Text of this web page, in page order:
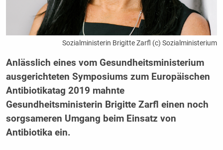
Sozialministerin Brigitte Zarfl (c) Sozialministerium
Anlässlich eines vom Gesundheitsministerium
ausgerichteten Symposiums zum Europäischen
Antibiotikatag 2019 mahnte
Gesundheitsministerin Brigitte Zarfl einen noch
sorgsameren Umgang beim Einsatz von
Antibiotika ein.